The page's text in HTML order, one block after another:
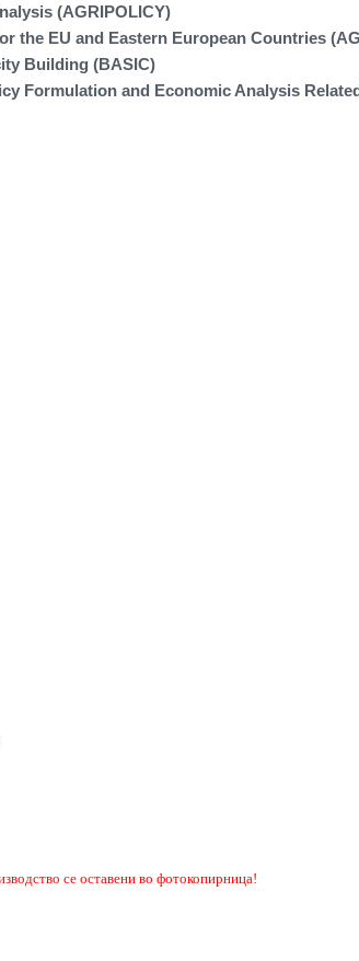
(AGRIPOLICY)
the EU and Eastern European Countries
Building (BASIC)
Formulation and Economic Analysis
се оставени во фотокопирница!